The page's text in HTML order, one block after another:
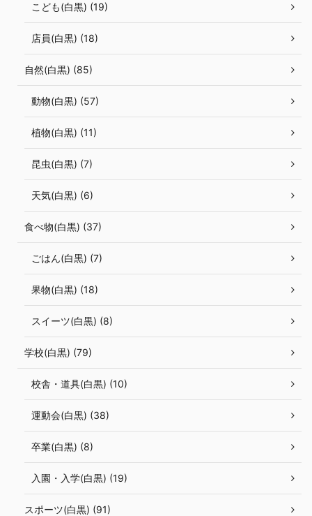
こども(白黒) (19)
店員(白黒) (18)
自然(白黒) (85)
動物(白黒) (57)
植物(白黒) (11)
昆虫(白黒) (7)
天気(白黒) (6)
食べ物(白黒) (37)
ごはん(白黒) (7)
果物(白黒) (18)
スイーツ(白黒) (8)
学校(白黒) (79)
校舎・道具(白黒) (10)
運動会(白黒) (38)
卒業(白黒) (8)
入園・入学(白黒) (19)
スポーツ(白黒) (91)